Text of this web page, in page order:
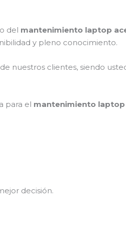
del mantenimiento laptop
y pleno conocimiento.
nuestros clientes, siendo
para el mantenimiento laptop
decisión.